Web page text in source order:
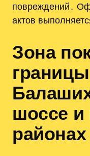
повреждений․
актов
Зона
шоссе
районах